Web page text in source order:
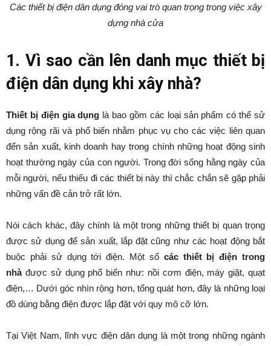
Các thiết bị điện dân dụng đóng vai trò quan trọng trong việc xây
dựng nhà cửa
1. Vì sao cần lên danh mục thiết bị
điện dân dụng khi xây nhà?
Thiết bị điện gia dụng là bao gồm các loại sản phẩm có thể sử
dụng rộng rãi và phổ biến nhằm phục vụ cho các việc liên quan
đến sản xuất, kinh doanh hay trong chính những hoạt động sinh
hoạt thường ngày của con người. Trong đời sống hằng ngày của
mỗi người, nếu thiếu đi các thiết bị này thì chắc chắn sẽ gặp phải
những vấn đề cản trở rất lớn.
Nói cách khác, đây chính là một trong những thiết bị quan trọng
được sử dụng để sản xuất, lắp đặt cũng như các hoạt động bắt
buộc phải sử dụng tới điện. Một số các thiết bị điện trong
nhàđược sử dụng phổ biến như: nồi cơm điện, máy giặt, quạt
điện,… Dưới góc nhìn rộng hơn, tổng quát hơn, đây là những loại
đồ dùng bằng điện được lắp đặt với quy mô cỡ lớn.
Tại Việt Nam, lĩnh vực điện dân dụng là một trong những ngành